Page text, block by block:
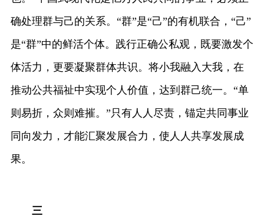
确处理群与己的关系。“群”是“己”的有机联合，“己”
是“群”中的鲜活个体。践行正确公私观，既要激发个
体活力，更要凝聚群体共识。将小我融入大我，在
推动公共福祉中实现个人价值，达到群己统一。“单
则易折，众则难摧。”只有人人尽责，锚定共同事业
同向发力，才能汇聚发展合力，使人人共享发展成
果。
三